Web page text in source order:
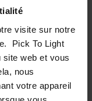
visite sur notre
Pick To Light
web et vous
nous
votre appareil
: la solution
99 % des
mécontents de ne
leurs
?